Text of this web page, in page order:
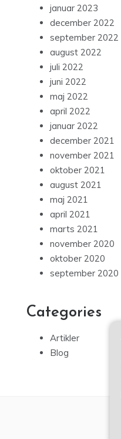
januar 2023
december 2022
september 2022
august 2022
juli 2022
juni 2022
maj 2022
april 2022
januar 2022
december 2021
november 2021
oktober 2021
august 2021
maj 2021
april 2021
marts 2021
november 2020
oktober 2020
september 2020
Categories
Artikler
Blog